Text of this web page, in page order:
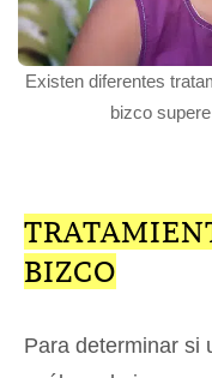
Existen diferentes
bizco
BIZCO
Para determinar si